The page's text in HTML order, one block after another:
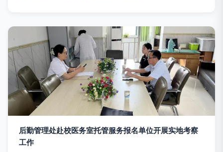
后勤管理处赴校医务室托管服务报名单位开展实地考察
工作